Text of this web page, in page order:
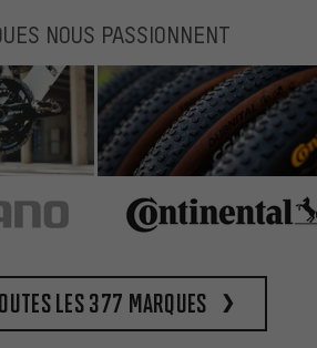
NOUS PASSIONNENT
les 377 marques